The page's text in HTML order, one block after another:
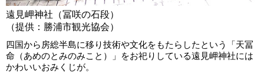
遠見岬神社（冨咲の石段）
（提供：勝浦市観光協会）
四国から房総半島に移り技術や文化をもたらしたという「天冨
命（あめのとみのみこと）」をお祀りしている遠見岬神社には
かわいいおみくじが。